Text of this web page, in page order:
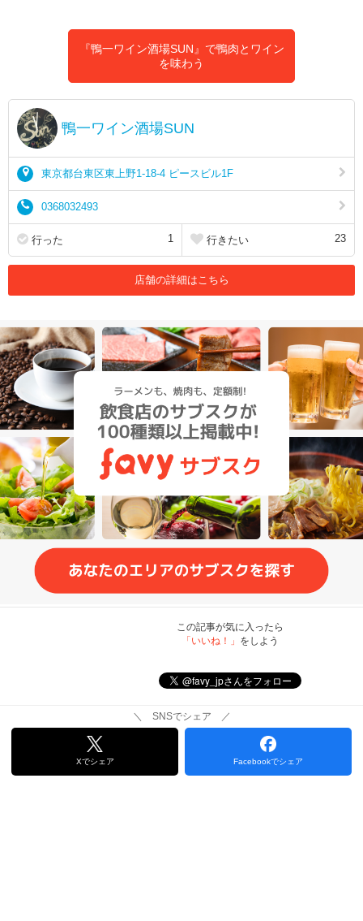
『鴨一ワイン酒場SUN』で鴨肉とワイン
を味わう
鴨一ワイン酒場SUN
東京都台東区東上野1-18-4 ピースビル1F
0368032493
行った 1 行きたい 23
店舗の詳細はこちら
この記事が気に入ったら
「いいね！」 をしよう
＼ SNSでシェア ／
Xでシェア Facebookでシェア